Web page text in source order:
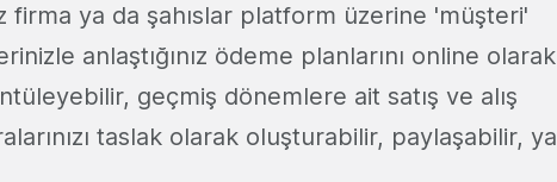
firma ya da şahıslar platform üzerine 'müşteri'
anlaştığınız ödeme planlarını online olarak
geçmiş dönemlere ait satış ve alış
taslak olarak oluşturabilir, paylaşabilir, ya